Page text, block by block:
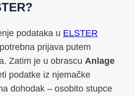
podataka u ELSTER
prijava putem
Zatim je u obrascu Anlage
podatke iz njemačke
dohodak – osobito stupce